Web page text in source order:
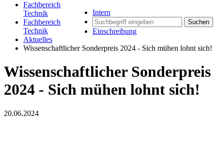
Intern
Suchen
Einschreibung
Fachbereich
Technik
Fachbereich
Technik
Aktuelles
Wissenschaftlicher Sonderpreis 2024 - Sich mühen lohnt sich!
Wissenschaftlicher Sonderpreis
2024 - Sich mühen lohnt sich!
20.06.2024